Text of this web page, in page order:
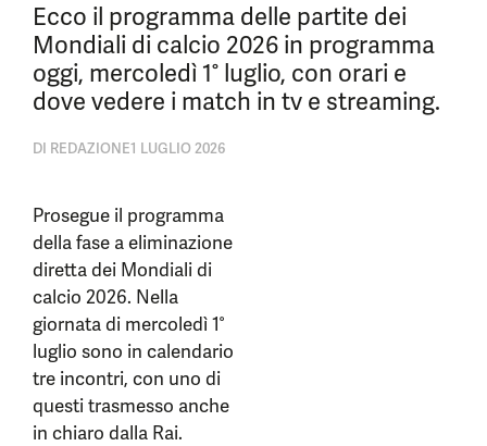
Ecco il programma delle partite dei
Mondiali di calcio 2026 in programma
oggi, mercoledì 1° luglio, con orari e
dove vedere i match in tv e streaming.
DI REDAZIONE1 LUGLIO 2026
Prosegue il programma
della fase a eliminazione
diretta dei Mondiali di
calcio 2026. Nella
giornata di mercoledì 1°
luglio sono in calendario
tre incontri, con uno di
questi trasmesso anche
in chiaro dalla Rai.